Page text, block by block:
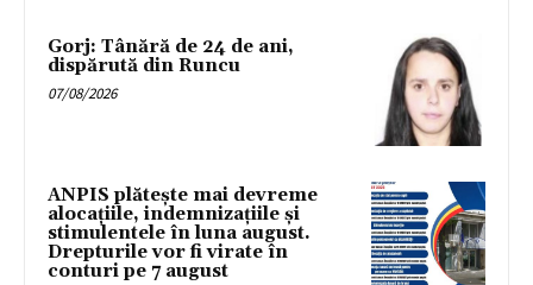
Gorj: Tânără de 24 de ani,
dispărută din Runcu
07/08/2026
ANPIS plătește mai devreme
alocațiile, indemnizațiile și
stimulentele în luna august.
Drepturile vor fi virate în
conturi pe 7 august